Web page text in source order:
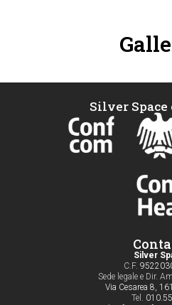
Silver Space
Silver
C.F.
Sede legale e Dir.
Via Cesarea 8,
Tel.